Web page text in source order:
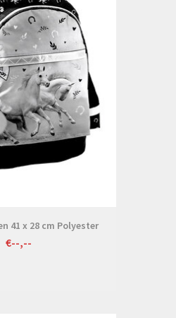
41 x 28 cm Polyester
€--,--